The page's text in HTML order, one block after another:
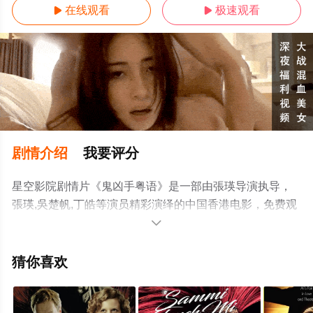
 在线观看  极速观看
剧情介绍 我要评分
星空影院剧情片《鬼凶手粤语》是一部由張瑛导演执导，
張瑛,吳楚帆,丁皓等演员精彩演绎的中国香港电影，免费观
看高清未删减完整版电影大全就上星空影视，更多相关信

猜你喜欢